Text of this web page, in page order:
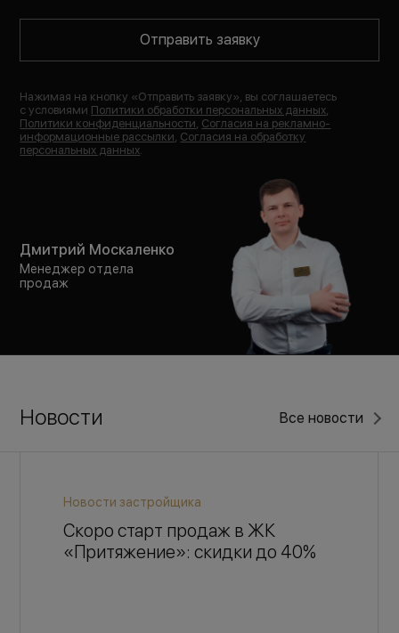
Отправить заявку
Нажимая на кнопку «Отправить заявку», вы соглашаетесь
с условиями Политики обработки персональных данных
Политики конфиденциальности Согласия на рекламно-
информационные рассылки Согласия на обработку
персональных данных
Дмитрий Москаленко
Менеджер отдела
продаж
Новости Все новости
Новости застройщика
Скоро старт продаж в ЖК
«Притяжение»: скидки до 40%